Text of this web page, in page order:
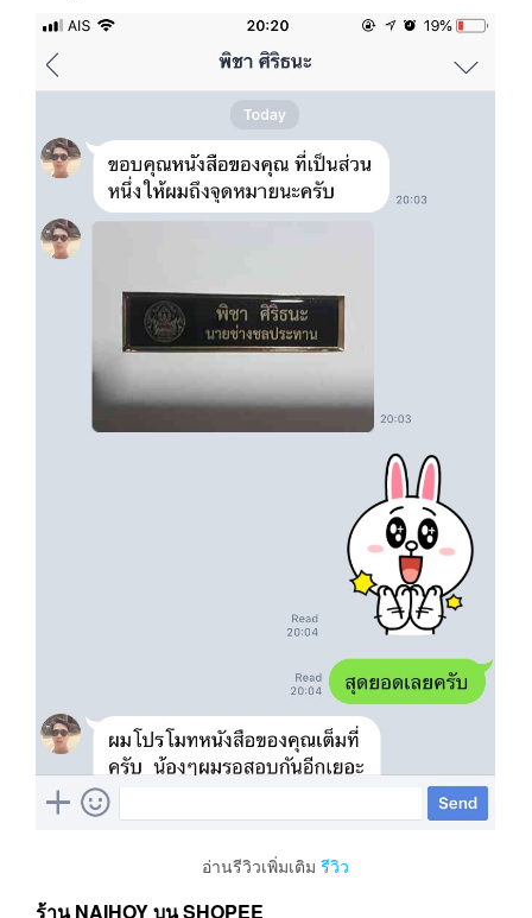
อ่านรีวิวเพิ่มเติม รีวิว
ร้าน NAIHOY บน SHOPEE